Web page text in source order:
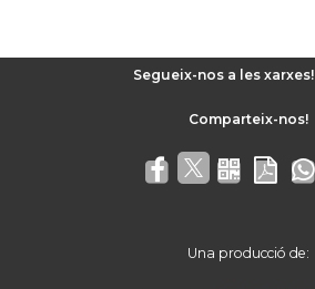
Segueix-nos a les xarxes!
Una producció de: